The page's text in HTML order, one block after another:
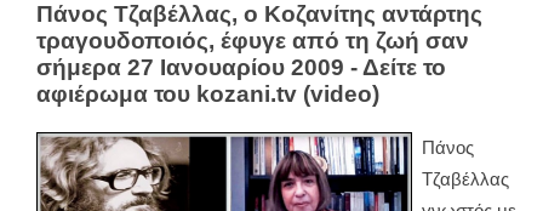
Πάνος Τζαβέλλας, ο Κοζανίτης αντάρτης
τραγουδοποιός, έφυγε από τη ζωή σαν
σήμερα 27 Ιανουαρίου 2009 - Δείτε το
αφιέρωμα του kozani.tv (video)
Πάνος
Τζαβέλλας